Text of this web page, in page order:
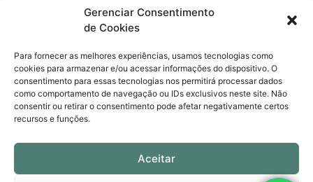
Gerenciar Consentimento
de Cookies
Para fornecer as melhores experiências, usamos tecnologias como
cookies para armazenar e/ou acessar informações do dispositivo. O
consentimento para essas tecnologias nos permitirá processar dados
como comportamento de navegação ou IDs exclusivos neste site. Não
consentir ou retirar o consentimento pode afetar negativamente certos
recursos e funções.
Aceitar
ANTERIOR PRÓXIMO